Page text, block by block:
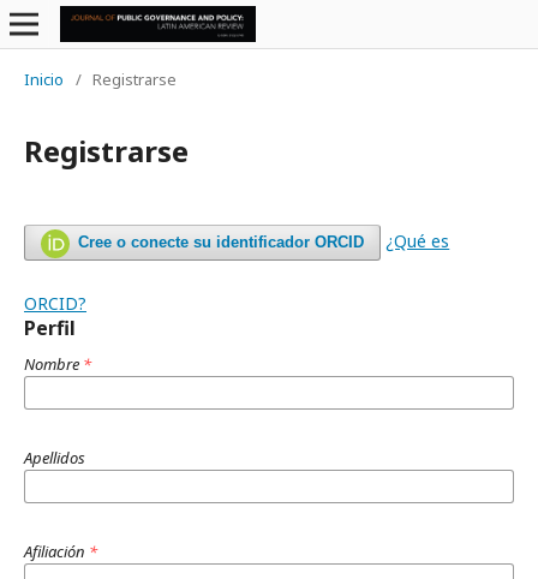
Inicio / Registrarse
Registrarse
Cree o conecte su identificador ORCID ¿Qué es
ORCID?
Perfil
Nombre *
Apellidos
Afiliación *